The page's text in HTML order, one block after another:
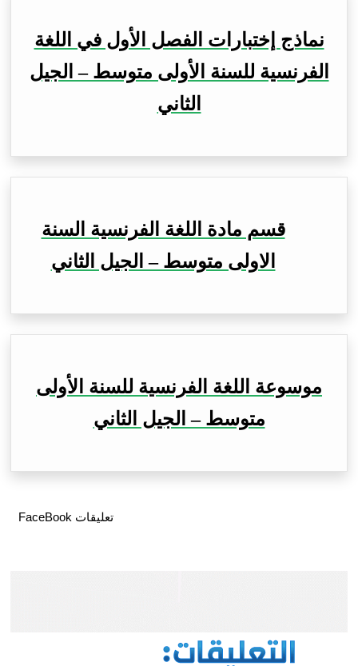
نماذج إختبارات الفصل الأول في اللغة
الفرنسية للسنة الأولى متوسط – الجيل
الثاني
قسم مادة اللغة الفرنسية السنة
الاولى متوسط – الجيل الثاني
موسوعة اللغة الفرنسية للسنة الأولى
متوسط – الجيل الثاني
تعليقات FaceBook